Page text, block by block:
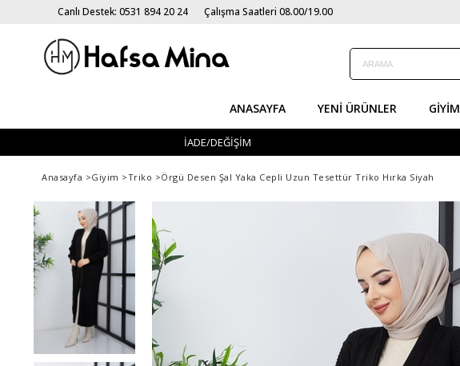
Canlı Destek: 0531 894 20 24 Çalışma Saatleri 08.00/19.00
ANASAYFA YENI ÜRÜNLER GIYIM
İADE/DEĞİŞİM
Anasayfa >Giyim >Triko >Örgü Desen Şal Yaka Cepli Uzun Tesettür Triko Hırka Siyah